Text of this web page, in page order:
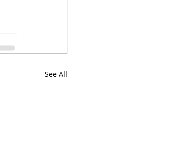
See All